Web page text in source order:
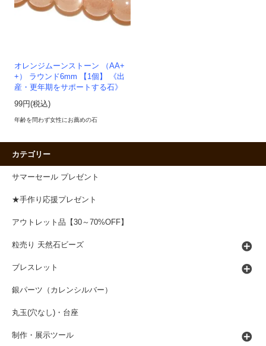
オレンジムーンストーン （AA+
+） ラウンド6mm 【1個】 《出
産・更年期をサポートする石》
99円(税込)
年齢を問わず女性にお薦めの石
カテゴリー
サマーセール プレゼント
★手作り応援プレゼント
アウトレット品【30～70%OFF】
粒売り 天然石ビーズ
ブレスレット
銀パーツ（カレンシルバー）
丸玉(穴なし)・台座
制作・展示ツール